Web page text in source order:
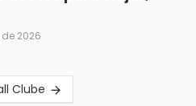
2026
Clube